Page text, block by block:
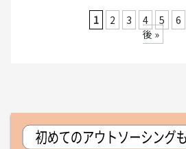
1 2 3 4 5 6
後 »